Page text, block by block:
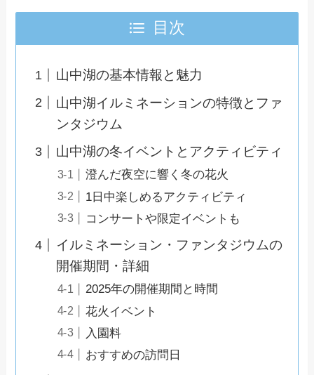
目次
山中湖の基本情報と魅力
山中湖イルミネーションの特徴とファ
ンタジウム
山中湖の冬イベントとアクティビティ
澄んだ夜空に響く冬の花火
1日中楽しめるアクティビティ
コンサートや限定イベントも
イルミネーション・ファンタジウムの
開催期間・詳細
2025年の開催期間と時間
花火イベント
入園料
おすすめの訪問日